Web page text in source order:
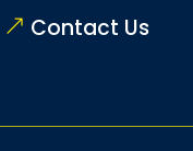
Contact Us